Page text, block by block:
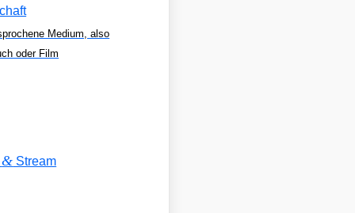
Medium, also
oder Film
& Stream